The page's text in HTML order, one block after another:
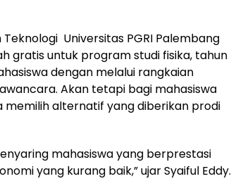
Universitas PGRI Palembang
gratis untuk program studi fisika, tahun
dengan melalui rangkaian
Akan tetapi bagi mahasiswa
memilih alternatif yang diberikan prodi
mahasiswa yang berprestasi
yang kurang baik,” ujar Syaiful Eddy.